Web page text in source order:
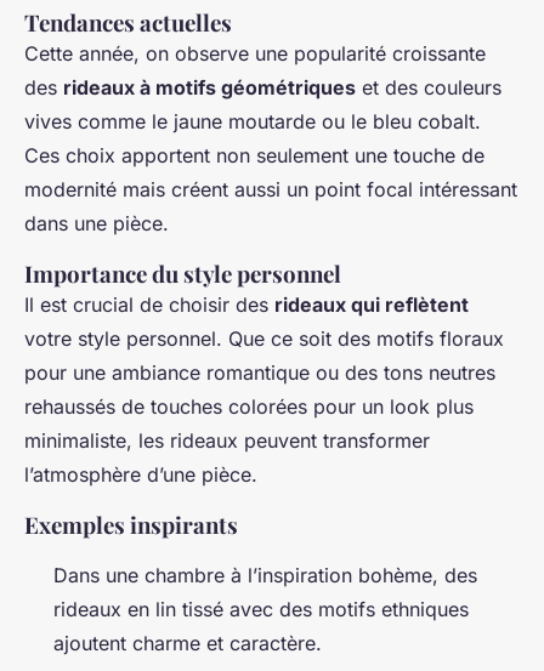
Tendances actuelles
Cette année, on observe une popularité croissante
des rideaux à motifs géométriques et des couleurs
vives comme le jaune moutarde ou le bleu cobalt.
Ces choix apportent non seulement une touche de
modernité mais créent aussi un point focal intéressant
dans une pièce.
Importance du style personnel
Il est crucial de choisir des rideaux qui reflètent
votre style personnel. Que ce soit des motifs floraux
pour une ambiance romantique ou des tons neutres
rehaussés de touches colorées pour un look plus
minimaliste, les rideaux peuvent transformer
l’atmosphère d’une pièce.
Exemples inspirants
Dans une chambre à l’inspiration bohème, des
rideaux en lin tissé avec des motifs ethniques
ajoutent charme et caractère.